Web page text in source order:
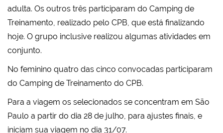
adulta. Os outros três participaram do Camping de
Treinamento, realizado pelo CPB, que está finalizando
hoje. O grupo inclusive realizou algumas atividades em
conjunto.
No feminino quatro das cinco convocadas participaram
do Camping de Treinamento do CPB.
Para a viagem os selecionados se concentram em São
Paulo a partir do dia 28 de julho, para ajustes finais, e
iniciam sua viagem no dia 31/07.